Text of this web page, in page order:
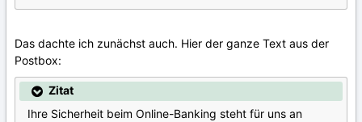
Das dachte ich zunächst auch. Hier der ganze Text aus der
Postbox:
Zitat
Ihre Sicherheit beim Online-Banking steht für uns an